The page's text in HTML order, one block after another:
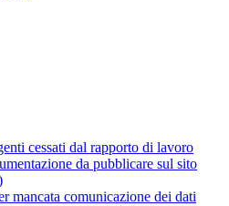
cessati dal rapporto di lavoro
da pubblicare sul sito
mancata comunicazione dei dati